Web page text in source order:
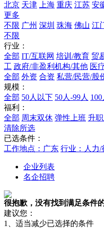
北京 天津 上海 重庆 江苏 安
更多
不限 广州 深圳 珠海 佛山 江
不限
行业：
全部 IT/互联网 培训/教育 贸
工 政府/非盈利机构/其他 医
全部 外资 合资 私营/民营/股
规模：
全部 50人以下 50人-99人 100
福利：
全部 周末双休 弹性上班 升
清除所选
已选条件：
工作地点：广东 行业：人力/
企业列表
名企招聘
很抱歉，没有找到满足条件
建议您：
1、适当减少已选择的条件